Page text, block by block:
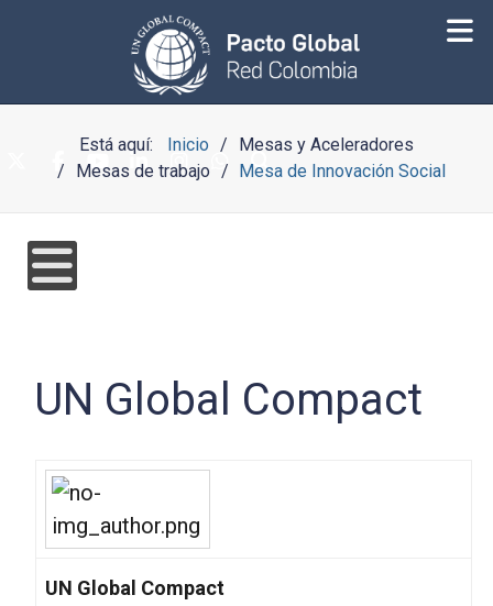
Está aquí: Inicio
Mesas y Aceleradores
Mesas de trabajo
Mesa de Innovación Social
UN Global Compact
UN Global Compact